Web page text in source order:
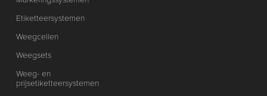
Etiketteersystemen
Weegcellen
Weegsets
Weeg- en
prijsetiketteersystemen